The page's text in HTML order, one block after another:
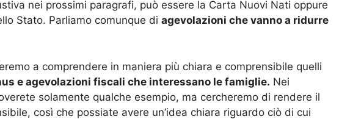
nei prossimi paragrafi, può essere la Carta Nuovi Nati oppure
Stato. Parliamo comunque di agevolazioni che vanno a ridurre
a comprendere in maniera più chiara e comprensibile quelli
e agevolazioni fiscali che interessano le famiglie. Nei
solamente qualche esempio, ma cercheremo di rendere il
così che possiate avere un’idea chiara riguardo ciò di cui